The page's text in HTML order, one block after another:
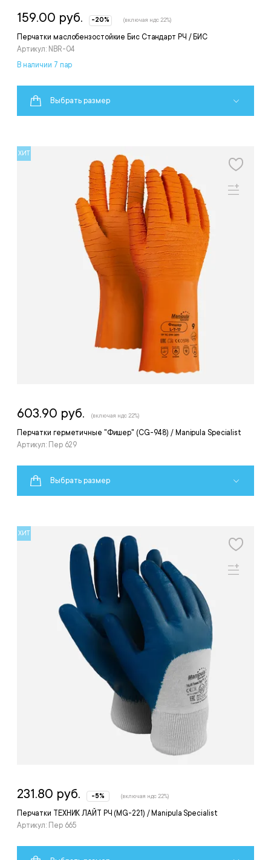
Перчатки маслобензостойкие Бис Стандарт РЧ / БИС
Артикул: NBR-04
159.00 руб. -20% (включая ндс 22%)
В наличии 7 пар
Выбрать размер
ХИТ
Перчатки герметичные "Фишер" (CG-948) / Manipula Specialist
Артикул: Пер 629
603.90 руб. (включая ндс 22%)
Выбрать размер
ХИТ
Перчатки ТЕХНИК ЛАЙТ РЧ (MG-221) / Manipula Specialist
Артикул: Пер 665
231.80 руб. -5% (включая ндс 22%)